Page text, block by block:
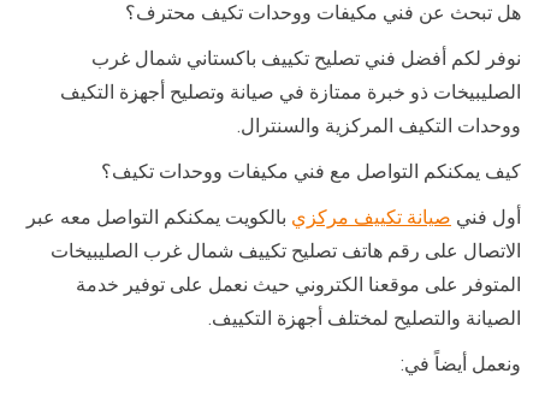
هل تبحث عن فني مكيفات ووحدات تكيف محترف؟
نوفر لكم أفضل فني تصليح تكييف باكستاني شمال غرب
الصليبيخات ذو خبرة ممتازة في صيانة وتصليح أجهزة التكيف
ووحدات التكيف المركزية والسنترال.
كيف يمكنكم التواصل مع فني مكيفات ووحدات تكيف؟
أول فني صيانة تكييف مركزي بالكويت يمكنكم التواصل معه عبر
الاتصال على رقم هاتف تصليح تكييف شمال غرب الصليبيخات
المتوفر على موقعنا الكتروني حيث نعمل على توفير خدمة
الصيانة والتصليح لمختلف أجهزة التكييف.
ونعمل أيضاً في: